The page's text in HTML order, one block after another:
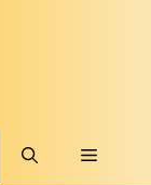
Menú